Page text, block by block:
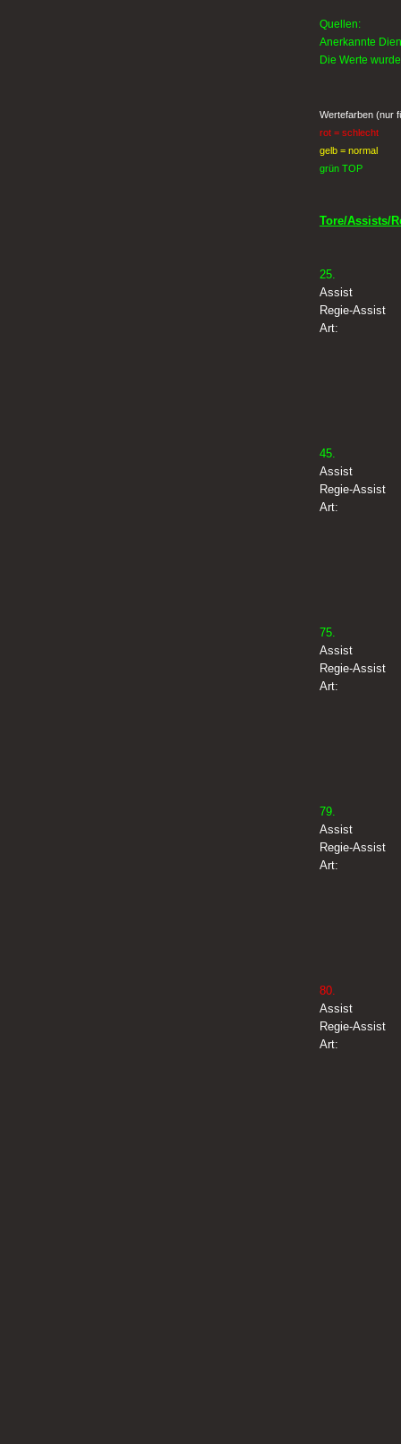
Quellen:
Anerkannte
Die Werte
Wertefarben (nur
rot = schlecht
gelb = normal
grün TOP
Tore/Assists/
25.
Assist
Regie-Assist
Art:
45.
Assist
Regie-Assist
Art:
75.
Assist
Regie-Assist
Art:
79.
Assist
Regie-Assist
Art:
80.
Assist
Regie-Assist
Art: